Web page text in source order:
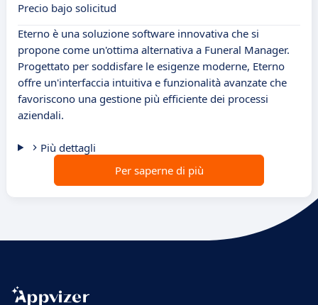
Precio bajo solicitud
Eterno è una soluzione software innovativa che si
propone come un'ottima alternativa a Funeral Manager.
Progettato per soddisfare le esigenze moderne, Eterno
offre un'interfaccia intuitiva e funzionalità avanzate che
favoriscono una gestione più efficiente dei processi
aziendali.
Più dettagli
Per saperne di più